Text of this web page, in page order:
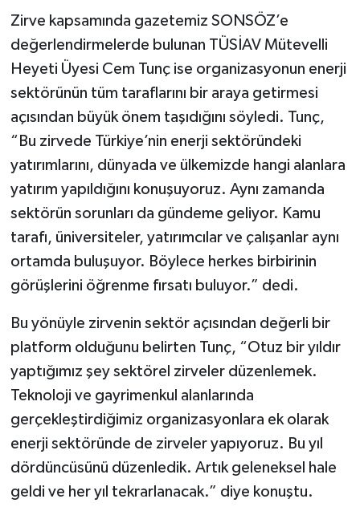
Zirve kapsamında gazetemiz SONSÖZ’e
değerlendirmelerde bulunan TÜSİAV Mütevelli
Heyeti Üyesi Cem Tunç ise organizasyonun enerji
sektörünün tüm taraflarını bir araya getirmesi
açısından büyük önem taşıdığını söyledi. Tunç,
“Bu zirvede Türkiye’nin enerji sektöründeki
yatırımlarını, dünyada ve ülkemizde hangi alanlara
yatırım yapıldığını konuşuyoruz. Aynı zamanda
sektörün sorunları da gündeme geliyor. Kamu
tarafı, üniversiteler, yatırımcılar ve çalışanlar aynı
ortamda buluşuyor. Böylece herkes birbirinin
görüşlerini öğrenme fırsatı buluyor.” dedi.
Bu yönüyle zirvenin sektör açısından değerli bir
platform olduğunu belirten Tunç, “Otuz bir yıldır
yaptığımız şey sektörel zirveler düzenlemek.
Teknoloji ve gayrimenkul alanlarında
gerçekleştirdiğimiz organizasyonlara ek olarak
enerji sektöründe de zirveler yapıyoruz. Bu yıl
dördüncüsünü düzenledik. Artık geleneksel hale
geldi ve her yıl tekrarlanacak.” diye konuştu.